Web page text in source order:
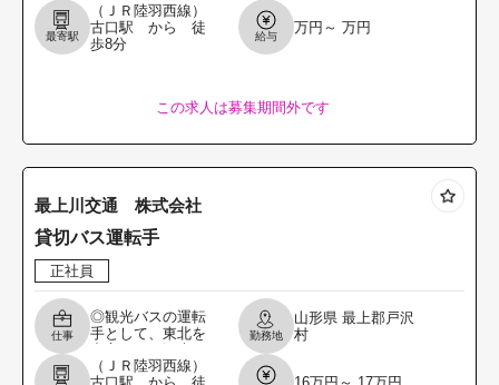
る方を募集し ま
す。 変更範囲：変
更なし ★応募の際
最寄駅
（ＪＲ陸羽西線）
古口駅 から 徒
歩8分
給与
万円～ 万円
この求人は募集期間外です
最上川交通 株式会社
貸切バス運転手
正社員
仕事
◎観光バスの運転
手として、東北を
スの運転業務 で
勤務地
山形県 最上郡戸沢
村
（ＪＲ陸羽西線）
古口駅 から 徒
16万円～ 17万円